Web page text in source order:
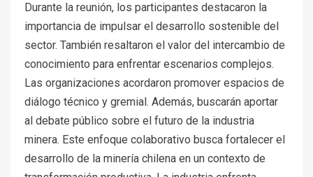
Durante la reunión, los participantes destacaron la
importancia de impulsar el desarrollo sostenible del
sector. También resaltaron el valor del intercambio de
conocimiento para enfrentar escenarios complejos.
Las organizaciones acordaron promover espacios de
diálogo técnico y gremial. Además, buscarán aportar
al debate público sobre el futuro de la industria
minera. Este enfoque colaborativo busca fortalecer el
desarrollo de la minería chilena en un contexto de